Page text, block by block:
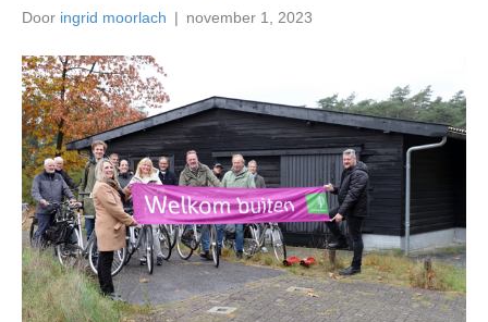
Door ingrid moorlach | november 1, 2023